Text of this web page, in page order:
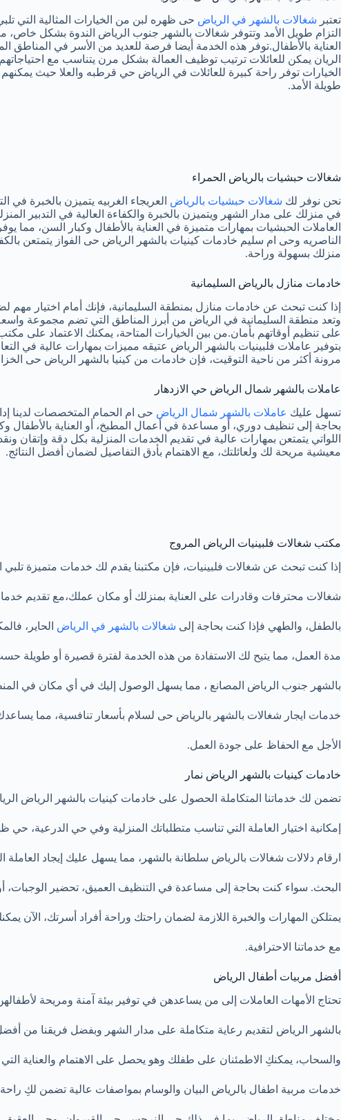
تعتبر شغالات بالشهر في الرياض حى ظهره لبن من الخيارات المثالية التي
التزام طويل الأمد وتتوفر شغالات بالشهر جنوب الرياض الندوة بشكل خاص،
العناية بالأطفال.توفر هذه الخدمة أيضا فرصة للعديد من الأسر في المناطق
الريان يمكن للعائلات ترتيب توظيف العمالة بشكل مرن يتناسب مع
الخيارات توفر راحة كبيرة للعائلات في الرياض حي قرطبه والعلا حيث
طويلة الأمد.
شغالات حبشيات بالرياض الحمراء
نحن نوفر لك شغالات حبشيات بالرياض العريجاء الغربيه يتميزن بالخبرة
في منزلك على مدار الشهر ويتميزن بالخبرة والكفاءة العالية في التدبير
العاملات الحبشيات بمهارات متميزة في العناية بالأطفال وكبار
الناصريه وحى ام سليم خادمات كينيات بالشهر الرياض حى الفواز يتمتعن
منزلك بسهولة وراحة.
خادمات منازل بالرياض السليمانية
إذا كنت تبحث عن خادمات منازل بمنطقة السليمانية، فإنك أمام اختيار مهم
وتعد منطقة السليمانية في الرياض من أبرز المناطق التي تضم مجموعة
على تنظيم أوقاتهم بأمان.من بين الخيارات المتاحة، يمكنك الاعتماد
بتوفير عاملات فلبينيات بالشهر الرياض عتيقه مميزات بمهارات عالية في
مرونة أكثر من ناحية التوقيت، فإن خادمات من كينيا بالشهر الرياض حى
عاملات بالشهر شمال الرياض حي الازدهار
تسهل عليك عاملات بالشهر شمال الرياض حى ام الحمام المتخصصات لدينا
بحاجة إلى تنظيف دوري، أو مساعدة في أعمال المطبخ، أو العناية
اللواتي يتمتعن بمهارات عالية في تقديم الخدمات المنزلية بكل دقة
معيشية مريحة لك ولعائلتك، مع الاهتمام بأدق التفاصيل لضمان أفضل النتائج.
مكتب شغالات فلبينيات الرياض المروج
إذا كنت تبحث عن شغالات فلبينيات، فإن مكتبنا يقدم لك خدمات متميزة
شغالات محترفات وقادرات على العناية بمنزلك أو مكان عملك،مع تقديم
بالطفل، والطهي فإذا كنت بحاجة إلى شغالات بالشهر في الرياض الحاير،
مدة العمل، مما يتيح لك الاستفادة من هذه الخدمة لفترة قصيرة أو طويلة
بالشهر جنوب الرياض المصانع ، مما يسهل الوصول إليك في أي مكان في
خدمات ايجار شغالات بالشهر بالرياض حى لسلام بأسعار تنافسية، مما
الأجل مع الحفاظ على جودة العمل.
خادمات كينيات بالشهر الرياض نمار
تضمن لك خدماتنا المتكاملة الحصول على خادمات كينيات بالشهر الرياض
إمكانية اختيار العاملة التي تناسب متطلباتك المنزلية وفي حي الدرعية،
ارقام دلالات شغالات بالرياض سلطانة بالشهر، مما يسهل عليك إيجاد
البحث. سواء كنت بحاجة إلى مساعدة في التنظيف العميق، تحضير الوجبات، أو
يمتلكن المهارات والخبرة اللازمة لضمان راحتك وراحة أفراد أسرتك، الآن
مع خدماتنا الاحترافية.
أفضل مربيات أطفال الرياض
تحتاج الأمهات العاملات إلى من يساعدهن في توفير بيئة آمنة ومريحة
بالشهر الرياض لتقديم رعاية متكاملة على مدار الشهر وبفضل فريقنا من
والسحاب، يمكنكِ الاطمئنان على طفلك وهو يحصل على الاهتمام والعناية
خدمات مربية اطفال بالرياض البيان والوسام بمواصفات عالية تضمن لكِ راحة